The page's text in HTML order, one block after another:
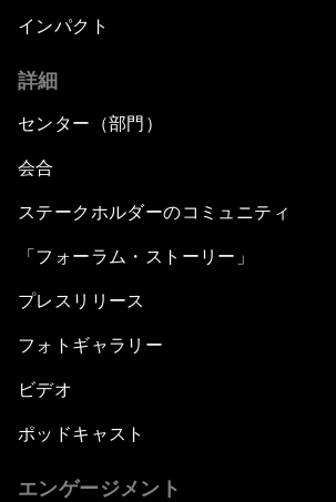
インパクト
詳細
センター（部門）
会合
ステークホルダーのコミュニティ
「フォーラム・ストーリー」
プレスリリース
フォトギャラリー
ビデオ
ポッドキャスト
エンゲージメント